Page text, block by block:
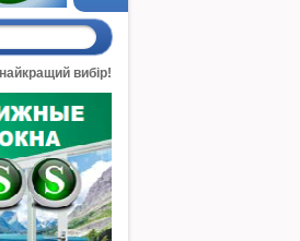
вибір!